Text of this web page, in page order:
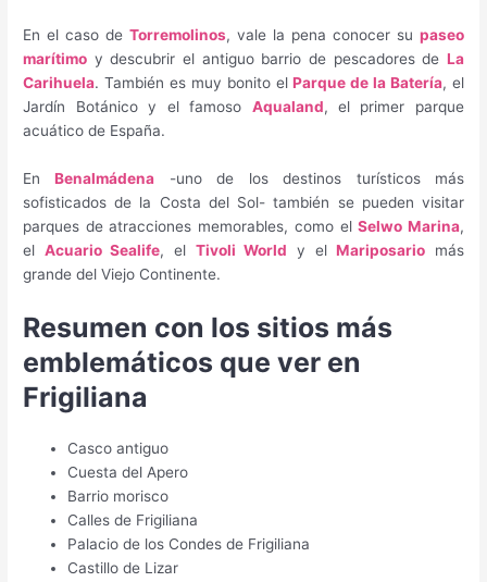
En el caso deTorremolinos, vale la pena conocer su paseo
marítimo y descubrir el antiguo barrio de pescadores de La
Carihuela. También es muy bonito elParque de la Batería, el
Jardín Botánico y el famoso Aqualand, el primer parque
acuático de España.
EnBenalmádena -uno de los destinos turísticos más
sofisticados de la Costa del Sol- también se pueden visitar
parques de atracciones memorables, como elSelwo Marina,
el Acuario Sealife, el Tivoli World y elMariposario más
grande del Viejo Continente.
Resumen con los sitios más
emblemáticos que ver en
Frigiliana
Casco antiguo
Cuesta del Apero
Barrio morisco
Calles de Frigiliana
Palacio de los Condes de Frigiliana
Castillo de Lizar